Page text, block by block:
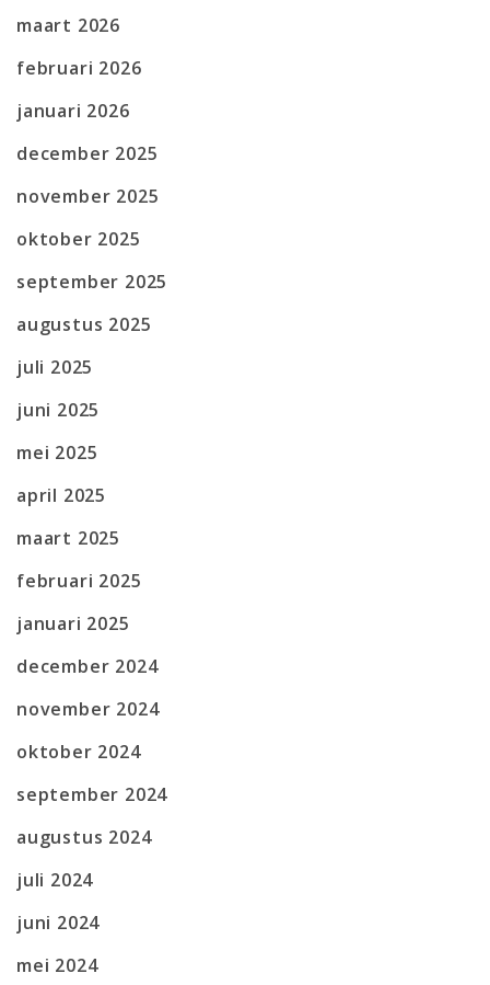
maart 2026
februari 2026
januari 2026
december 2025
november 2025
oktober 2025
september 2025
augustus 2025
juli 2025
juni 2025
mei 2025
april 2025
maart 2025
februari 2025
januari 2025
december 2024
november 2024
oktober 2024
september 2024
augustus 2024
juli 2024
juni 2024
mei 2024